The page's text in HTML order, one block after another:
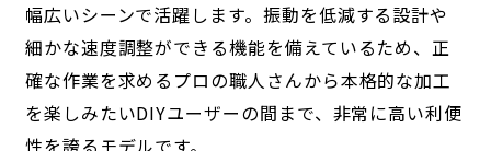
幅広いシーンで活躍します。振動を低減する設計や
細かな速度調整ができる機能を備えているため、正
確な作業を求めるプロの職人さんから本格的な加工
を楽しみたいDIYユーザーの間まで、非常に高い利便
性を誇るモデルです。